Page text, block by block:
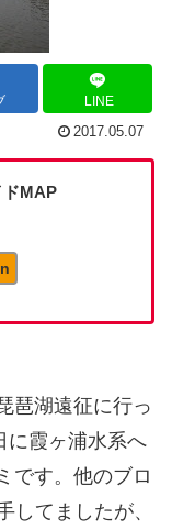
LINE
2017.05.07
ドMAP
琶湖遠征に行っ
に霞ヶ浦水系へ
です。他のブロ
してましたが、